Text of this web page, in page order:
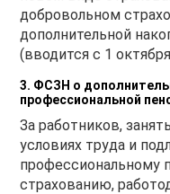
добровольном
дополнительной
(вводится с 1
3. ФСЗН о
профессиональной
За работников,
условиях труда и
профессиональному
страхованию,